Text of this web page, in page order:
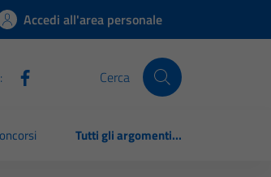
Accedi all'area personale
Cerca
Tutti gli argomenti...